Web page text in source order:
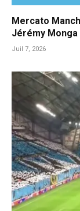
Mercato
Jérémy Monga
Juil 7, 2026